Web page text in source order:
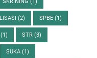
(2) SPBE (1)
(1) STR (3)
SUKA (1)